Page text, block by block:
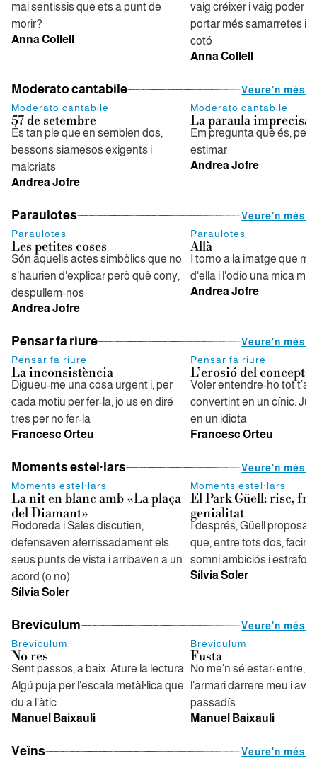
mai sentissis que ets a punt de
morir?
Anna Collell
vaig créixer i vaig poder
portar més samarretes
cotó
Anna Collell
Moderato cantabile
Veure'n més
Moderato cantabile
57 de setembre
És tan ple que en semblen dos,
bessons siamesos exigents i
malcriats
Andrea Jofre
Moderato cantabile
La paraula imprecisa
Em pregunta què és, per
estimar
Andrea Jofre
Paraulotes
Veure'n més
Paraulotes
Les petites coses
Són aquells actes simbòlics que no
s'haurien d'explicar però què cony,
despullem-nos
Andrea Jofre
Paraulotes
Allà
I torno a la imatge que
d'ella i l'odio una mica
Andrea Jofre
Pensar fa riure
Veure'n més
Pensar fa riure
La inconsistència
Digueu-me una cosa urgent i, per
cada motiu per fer-la, jo us en diré
tres per no fer-la
Francesc Orteu
Pensar fa riure
L’erosió del concepte
Voler entendre-ho tot
convertint en un cínic.
en un idiota
Francesc Orteu
Moments estel·lars
Veure'n més
Moments estel·lars
La nit en blanc amb «La plaça
del Diamant»
Rodoreda i Sales discutien,
defensaven aferrissadament els
seus punts de vista i arribaven a un
acord (o no)
Sílvia Soler
Moments estel·lars
El Park Güell: risc,
genialitat
I després, Güell proposa
que, entre tots dos, facin
somni ambiciós i
Sílvia Soler
Breviculum
Veure'n més
Breviculum
No res
Sent passos, a baix. Ature la lectura.
Algú puja per l’escala metàl·lica que
du a l’àtic
Manuel Baixauli
Breviculum
Fusta
No me’n sé estar: entre,
l’armari darrere meu i
passadís
Manuel Baixauli
Veïns
Veure'n més